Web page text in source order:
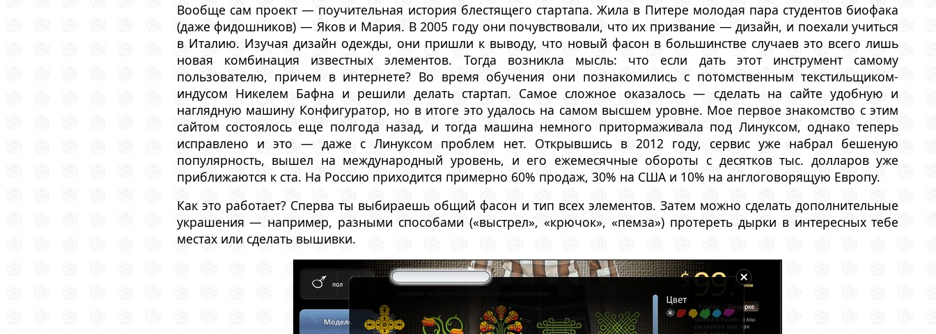
Вообще сам проект — поучительная история блестящего стартапа. Жила в Питере молодая пара студентов биофака
(даже фидошников) — Яков и Мария. В 2005 году они почувствовали, что их призвание — дизайн, и поехали учиться
в Италию. Изучая дизайн одежды, они пришли к выводу, что новый фасон в большинстве случаев это всего лишь
новая комбинация известных элементов. Тогда возникла мысль: что если дать этот инструмент самому
пользователю, причем в интернете? Во время обучения они познакомились с потомственным текстильщиком-
индусом Никелем Бафна и решили делать стартап. Самое сложное оказалось — сделать на сайте удобную и
наглядную машину Конфигуратор, но в итоге это удалось на самом высшем уровне. Мое первое знакомство с этим
сайтом состоялось еще полгода назад, и тогда машина немного притормаживала под Линуксом, однако теперь
исправлено и это — даже с Линуксом проблем нет. Открывшись в 2012 году, сервис уже набрал бешеную
популярность, вышел на международный уровень, и его ежемесячные обороты с десятков тыс. долларов уже
приближаются к ста. На Россию приходится примерно 60% продаж, 30% на США и 10% на англоговорящую Европу.
Как это работает? Сперва ты выбираешь общий фасон и тип всех элементов. Затем можно сделать дополнительные
украшения — например, разными способами («выстрел», «крючок», «пемза») протереть дырки в интересных тебе
местах или сделать вышивки.